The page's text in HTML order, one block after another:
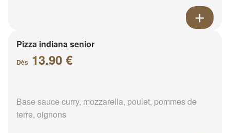
Pizza indiana senior
Dès 13.90 €
Base sauce curry, mozzarella, poulet, pommes de
terre, oignons